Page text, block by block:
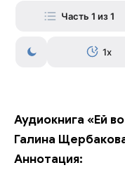
Часть 1 из 1
1x
Аудиокнига «Ей
Галина
Аннотация: